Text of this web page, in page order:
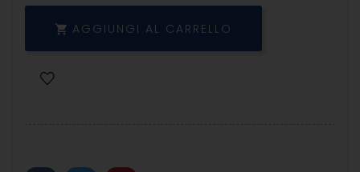
 AGGIUNGI AL CARRELLO